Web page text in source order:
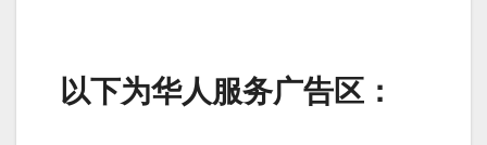
以下为华人服务广告区：